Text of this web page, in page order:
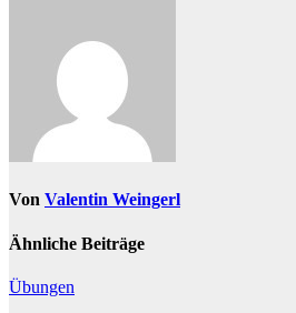
Von Valentin Weingerl
Ähnliche Beiträge
Übungen